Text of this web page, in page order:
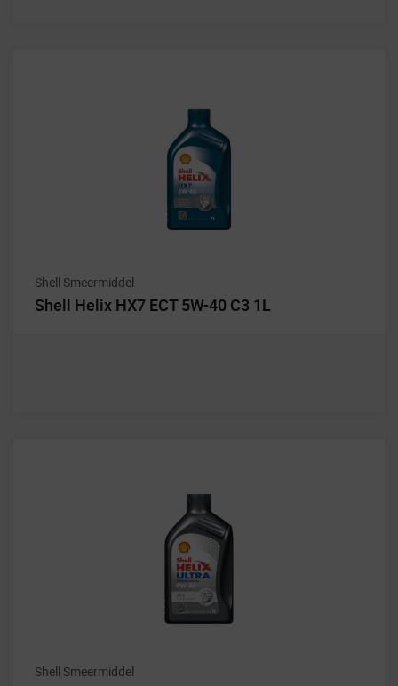
Shell Smeermiddel
Shell Helix HX7 ECT 5W-40 C3 1L
Shell Smeermiddel